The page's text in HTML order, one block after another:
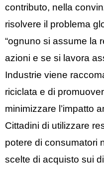
contributo, nella
risolvere il problema
“ognuno si assume la
azioni e se si lavora
Industrie viene
riciclata e di
minimizzare l’impatto
Cittadini di utilizzare
potere di consumatori
scelte di acquisto sui